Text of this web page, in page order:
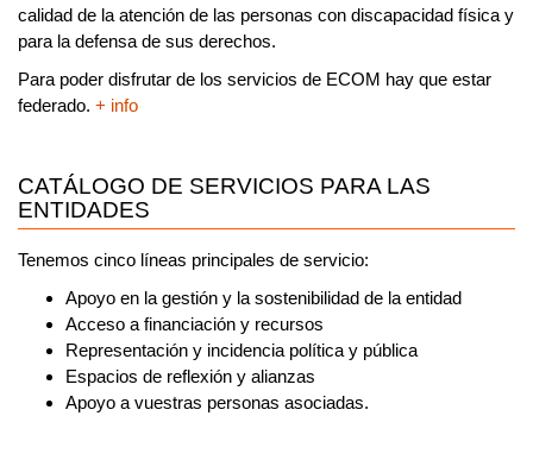
calidad de la atención de las personas con discapacidad física y
para la defensa de sus derechos.
Para poder disfrutar de los servicios de ECOM hay que estar
federado. + info
CATÁLOGO DE SERVICIOS PARA LAS
ENTIDADES
Tenemos cinco líneas principales de servicio:
Apoyo en la gestión y la sostenibilidad de la entidad
Acceso a financiación y recursos
Representación y incidencia política y pública
Espacios de reflexión y alianzas
Apoyo a vuestras personas asociadas.